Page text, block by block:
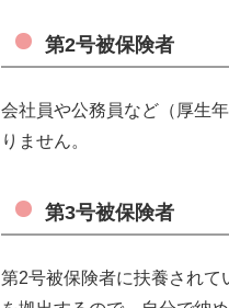
第2号被保険者
会社員や公務員など（厚生
りません。
第3号被保険者
第2号被保険者に扶養され